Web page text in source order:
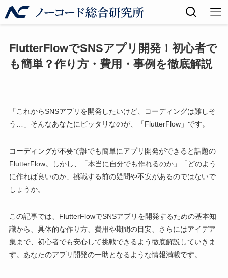
FlutterFlowでSNSアプリ開発！初心者で
も簡単？作り方・費用・事例を徹底解説
「これからSNSアプリを開発したいけど、コーディングは難しそ
う…」そんなあなたにピッタリなのが、「FlutterFlow」です。
コーディングが不要で誰でも簡単にアプリ開発ができると話題の
FlutterFlow。しかし、「本当に自分でも作れるのか」「どのよう
に作れば良いのか」挑戦する前の疑問や不安があるのではないで
しょうか。
この記事では、FlutterFlowでSNSアプリを開発するための基本知
識から、具体的な作り方、費用や期間の目安、さらにはアイデア
集まで、初心者でも安心して挑戦できるよう徹底解説していきま
す。あなたのアプリ開発の一助となるような情報満載です。